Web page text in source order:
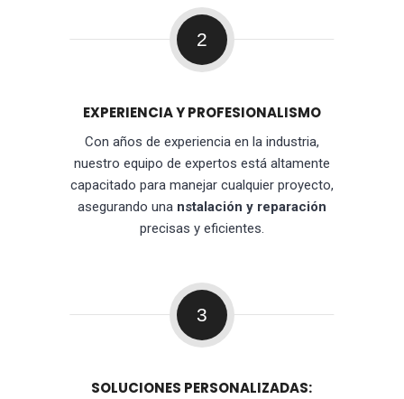
2
EXPERIENCIA Y PROFESIONALISMO
Con años de experiencia en la industria,
nuestro equipo de expertos está altamente
capacitado para manejar cualquier proyecto,
asegurando una nstalación y reparación
precisas y eficientes.
3
SOLUCIONES PERSONALIZADAS: